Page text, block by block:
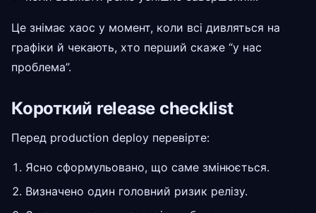
Це знімає хаос у момент, коли всі дивляться на
графіки й чекають, хто перший скаже “у нас
проблема”.
Короткий release checklist
Перед production deploy перевірте:
Ясно сформульовано, що саме змінюється.
Визначено один головний ризик релізу.